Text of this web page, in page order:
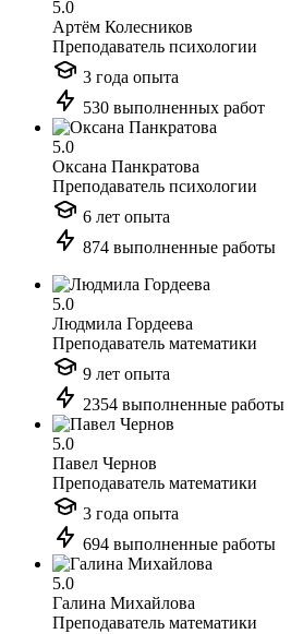
5.0
Артём Колесников
Преподаватель психологии
3 года опыта
530 выполненных работ
5.0
Оксана Панкратова
Преподаватель психологии
6 лет опыта
874 выполненные работы
5.0
Людмила Гордеева
Преподаватель математики
9 лет опыта
2354 выполненные работы
5.0
Павел Чернов
Преподаватель математики
3 года опыта
694 выполненные работы
5.0
Галина Михайлова
Преподаватель математики